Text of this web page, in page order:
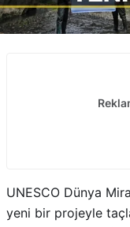
UNESCO Dünya
yeni bir projeyle